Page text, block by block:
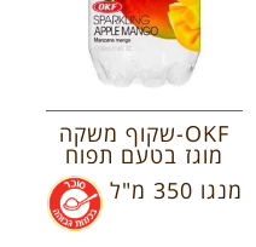
OKF-שקוף משקה
מוגז בטעם תפוח
מנגו 350 מ"ל
.